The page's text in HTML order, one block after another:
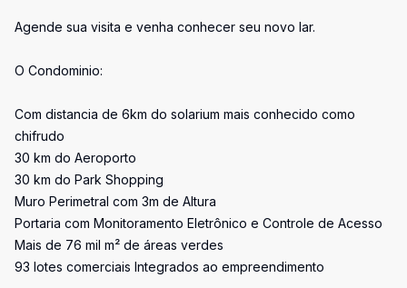
Agende sua visita e venha conhecer seu novo lar.
O Condominio:
Com distancia de 6km do solarium mais conhecido como
chifrudo
30 km do Aeroporto
30 km do Park Shopping
Muro Perimetral com 3m de Altura
Portaria com Monitoramento Eletrônico e Controle de Acesso
Mais de 76 mil m² de áreas verdes
93 lotes comerciais Integrados ao empreendimento